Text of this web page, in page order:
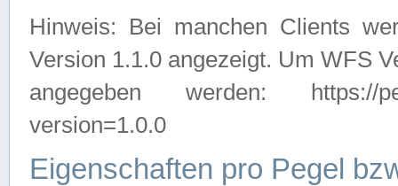
Hinweis: Bei manchen Clients
Version 1.1.0 angezeigt. Um WFS
angegeben werden: https://
version=1.0.0
Eigenschaften pro Pegel